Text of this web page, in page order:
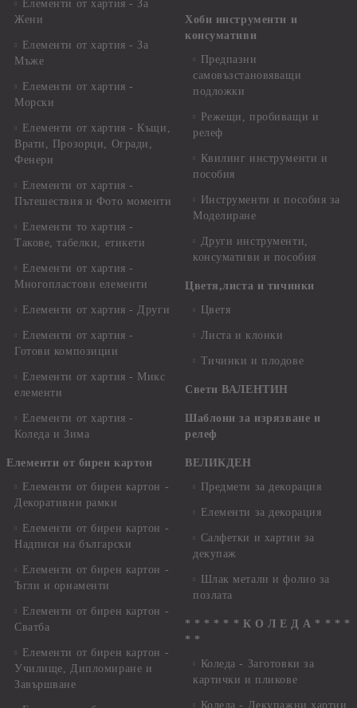
Елементи от хартия - За
Жени
Елементи от хартия - За
Мъже
Елементи от хартия -
Морски
Елементи от хартия - Къщи,
Врати, Прозорци, Огради,
Фенери
Елементи от хартия -
Пътешествия и Фото моменти
Елементи то хартия -
Такове, табелки, етикети
Елементи от хартия -
Многопластови елементи
Елементи от хартия - Други
Елементи от хартия -
Готови композиции
Елементи от хартия - Микс
елементи
Елементи от хартия -
Коледа и Зима
Елементи от бирен картон
Елементи от бирен картон -
Декоративни рамки
Елементи от бирен картон -
Надписи на български
Елементи от бирен картон -
Ъгли и орнаменти
Елементи от бирен картон -
Сватба
Елементи от бирен картон -
Училище, Дипломиране и
Завършване
Хоби инструменти и
консумативи
Предпазни
самовъзстановяващи
подложки
Режещи, пробиващи и
релеф
Квилинг инструменти и
пособия
Инструменти и пособия за
Моделиране
Други инструменти,
консумативи и пособия
Цветя,листа и тичинки
Цветя
Листа и клонки
Тичинки и плодове
Свети ВАЛЕНТИН
Шаблони за изрязване и
релеф
ВЕЛИКДЕН
Предмети за декорация
Елементи за декорация
Салфетки и хартии за
декупаж
Шлак метали и фолио за
позлата
* * * * * * К О Л Е Д А * * * *
* *
Коледа - Заготовки за
картички и пликове
Коледа - Декупажни хартии